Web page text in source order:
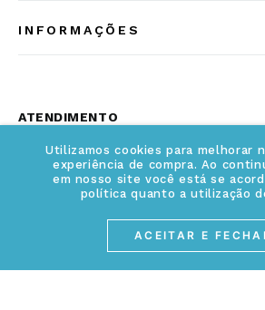
Utilizamos cookies para melhorar
experiência de compra. Ao
em nosso site você está se
política quanto a utilização
ACEITAR E
Conheça a linha MVNDOS
INFORMAÇÕES
Cancelamento de Compra
ATENDIMENTO
(17) 3234-2299
contato@webjoias.com.br
contato.mvndos@webjoias.com.br
Horário de atendimento: De segunda à